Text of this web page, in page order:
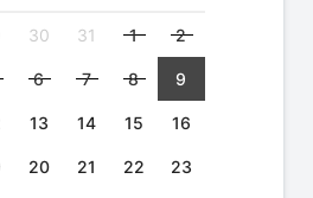
30 31 1 2
6 7 8 9
13 14 15 16
20 21 22 23